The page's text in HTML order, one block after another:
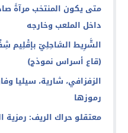
متى يكون المنتخب مرآةً
داخل الملعب وخارجه
الشَّرِيط السَّاحِلِيّ بإقْلِيم
(قاع أسراس نموذج)
الزفزافي، شارية، سيليا
رموزها
معتقلو حراك الريف: